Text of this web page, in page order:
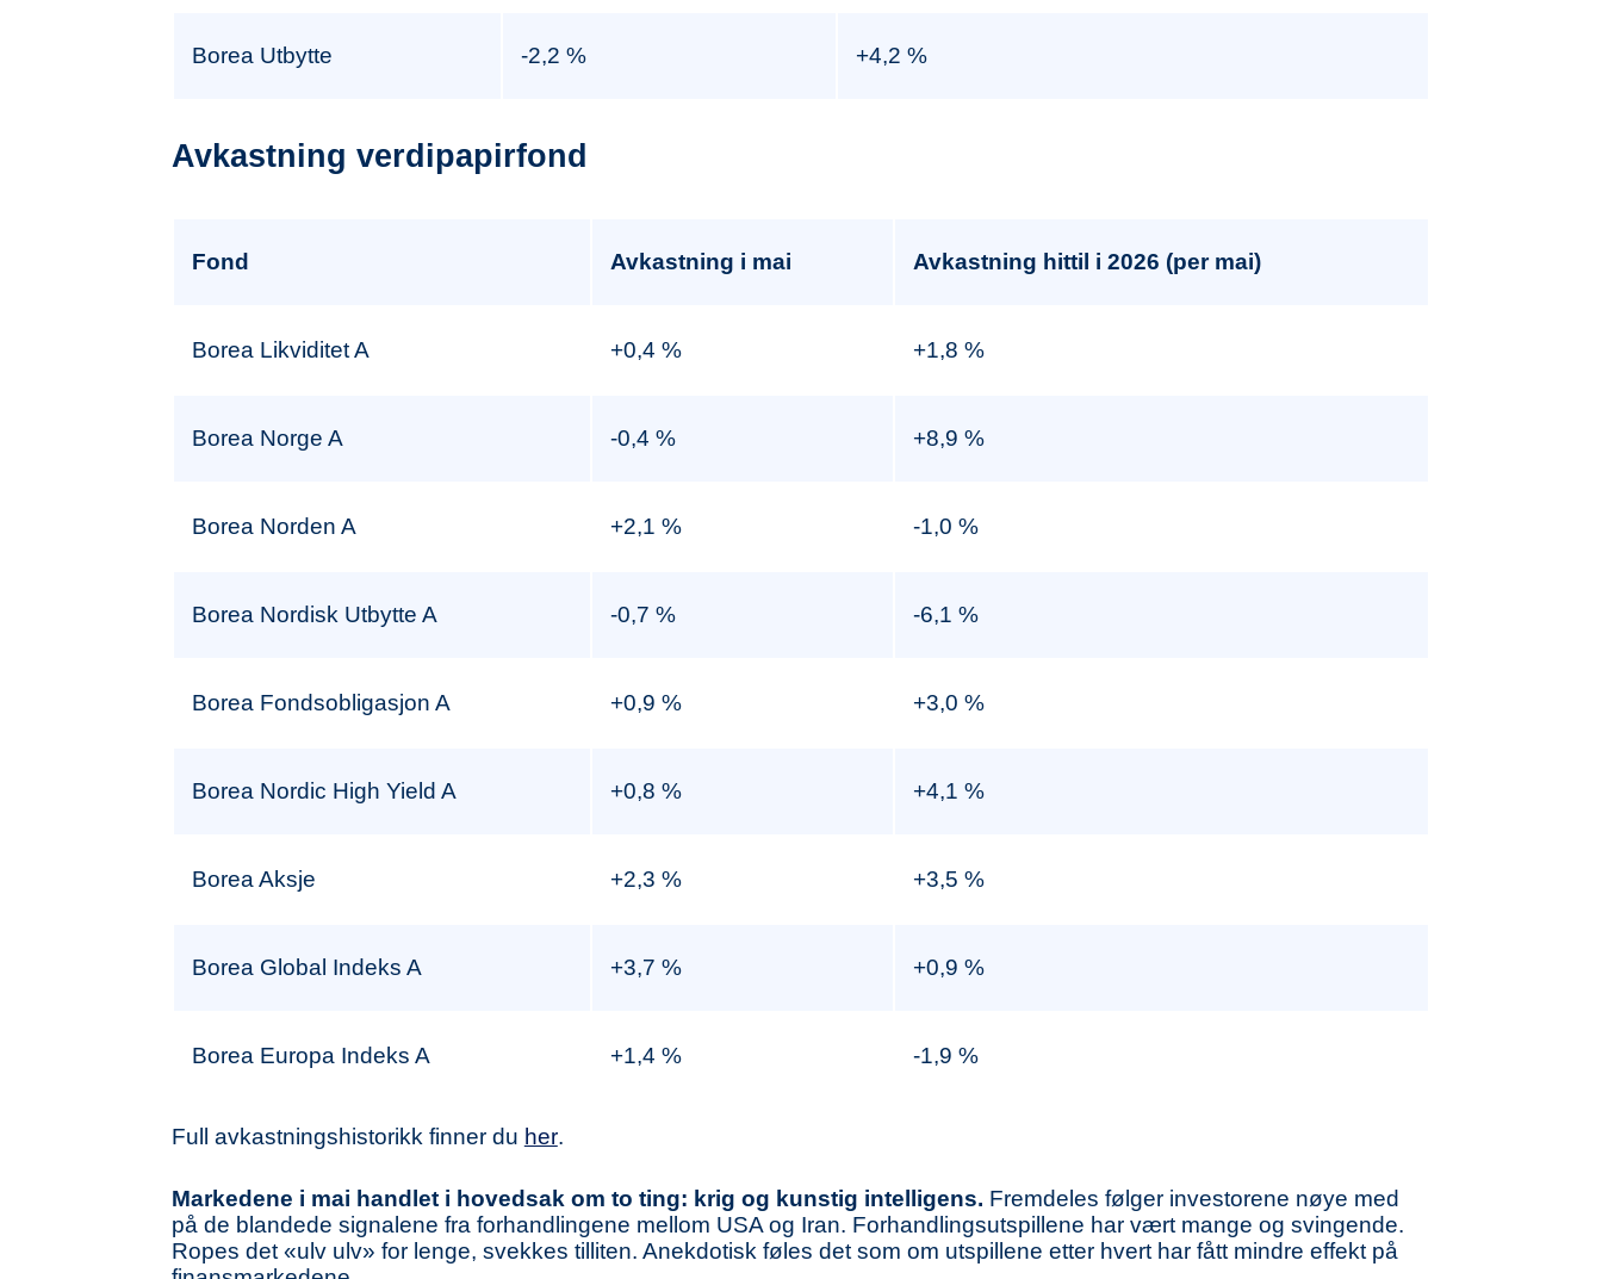
Borea Utbytte -2,2 % +4,2 %
Avkastning verdipapirfond
Fond Avkastning i mai Avkastning hittil i 2026 (per mai)
Borea Likviditet A +0,4 % +1,8 %
Borea Norge A -0,4 % +8,9 %
Borea Norden A +2,1 % -1,0 %
Borea Nordisk Utbytte A -0,7 % -6,1 %
Borea Fondsobligasjon A +0,9 % +3,0 %
Borea Nordic High Yield A +0,8 % +4,1 %
Borea Aksje +2,3 % +3,5 %
Borea Global Indeks A +3,7 % +0,9 %
Borea Europa Indeks A +1,4 % -1,9 %
Full avkastningshistorikk finner du her.
Markedene i mai handlet i hovedsak om to ting: krig og kunstig intelligens. Fremdeles følger investorene nøye med
på de blandede signalene fra forhandlingene mellom USA og Iran. Forhandlingsutspillene har vært mange og svingende.
Ropes det «ulv ulv» for lenge, svekkes tilliten. Anekdotisk føles det som om utspillene etter hvert har fått mindre effekt på